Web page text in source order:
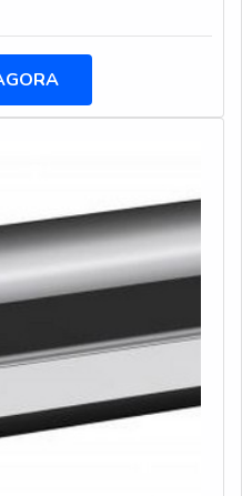
seu
furos completamente
ainda ótimo acabamento.